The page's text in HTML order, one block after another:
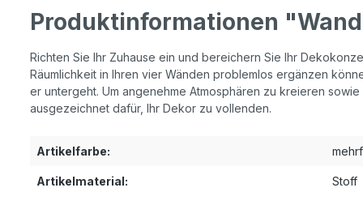
Produktinformationen
Richten Sie Ihr Zuhause ein und bereichern Sie Ihr
Räumlichkeit in Ihren vier Wänden problemlos ergänzen
er untergeht. Um angenehme Atmosphären zu kreieren
ausgezeichnet dafür, Ihr Dekor zu vollenden.
Artikelfarbe:
Artikelmaterial: Stoff